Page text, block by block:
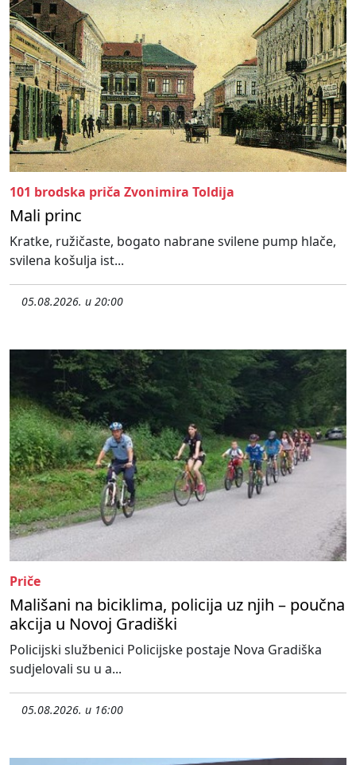
101 brodska priča Zvonimira Toldija
Mali princ
Kratke, ružičaste, bogato nabrane svilene pump hlače,
svilena košulja ist...
05.08.2026. u 20:00
Priče
Mališani na biciklima, policija uz njih – poučna
akcija u Novoj Gradiški
Policijski službenici Policijske postaje Nova Gradiška
sudjelovali su u a...
05.08.2026. u 16:00